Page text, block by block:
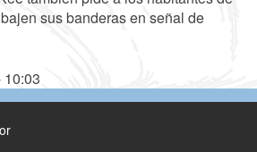
sus banderas en señal de
10:03